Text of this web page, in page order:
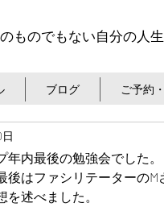
ものでもない自分の人
ブログ ご予約
日
内最後の勉強会でした。
後はファシリテーターの
述べました。